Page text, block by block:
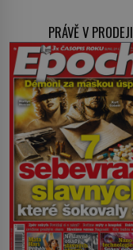
PRÁVĚ V PRODEJI